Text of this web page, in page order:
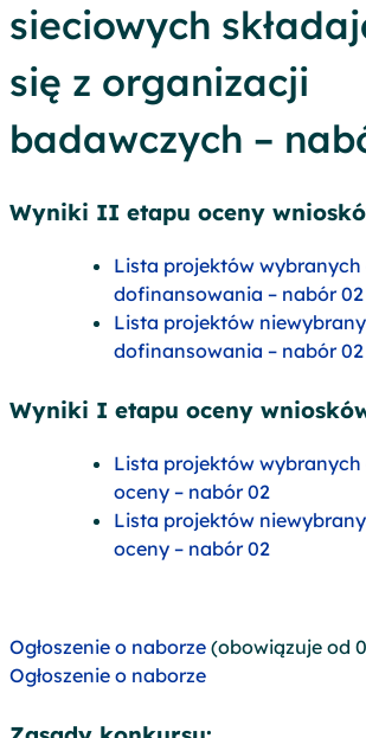
sieciowych
się z organizacji
badawczych –
Wyniki II etapu oceny
Lista projektów wybranych
dofinansowania – nabór 02
Lista projektów
dofinansowania – nabór 02
Wyniki I etapu oceny
Lista projektów
oceny – nabór 02
Lista projektów
oceny – nabór 02
Ogłoszenie o naborze (obowiązuje od
Ogłoszenie o naborze